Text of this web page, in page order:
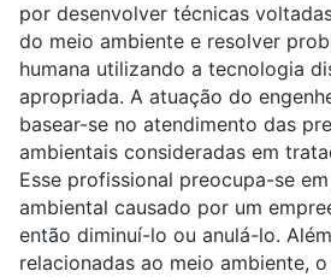
por desenvolver técnicas
do meio ambiente e resolver
humana utilizando a tecnologia
apropriada. A atuação do
basear-se no atendimento das
ambientais consideradas em
Esse profissional preocupa-se
ambiental causado por um
então diminuí-lo ou anulá-lo.
relacionadas ao meio ambiente,